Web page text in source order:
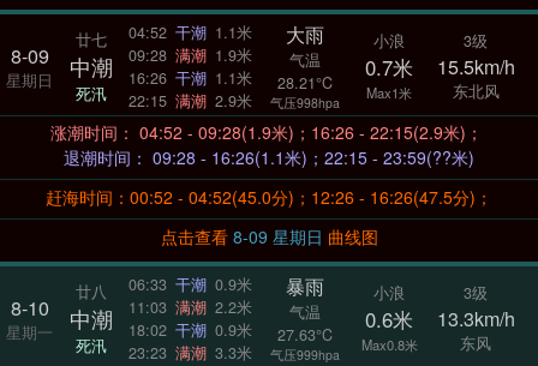
8-09
星期日
廿七
中潮
死汛
04:52 干潮 1.1米
09:28 满潮 1.9米
16:26 干潮 1.1米
22:15 满潮 2.9米
大雨
气温
28.21°C
气压998hpa
小浪
0.7米
Max1米
3级
15.5km/h
东北风
涨潮时间： 04:52 - 09:28(1.9米)；16:26 - 22:15(2.9米)；
退潮时间： 09:28 - 16:26(1.1米)；22:15 - 23:59(??米)
赶海时间：00:52 - 04:52(45.0分)；12:26 - 16:26(47.5分)；
点击查看
8-09 星期日 曲线图
8-10
星期一
廿八
中潮
死汛
06:33 干潮 0.9米
11:03 满潮 2.2米
18:02 干潮 0.9米
23:23 满潮 3.3米
暴雨
气温
27.63°C
气压999hpa
小浪
0.6米
Max0.8米
3级
13.3km/h
东风